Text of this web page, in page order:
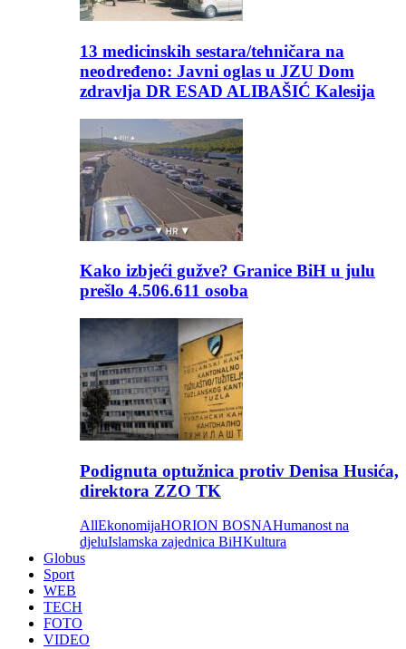
13 medicinskih sestara/tehničara na
neodređeno: Javni oglas u JZU Dom
zdravlja DR ESAD ALIBAŠIĆ Kalesija
Kako izbjeći gužve? Granice BiH u julu
prešlo 4.506.611 osoba
Podignuta optužnica protiv Denisa Husića,
direktora ZZO TK
AllEkonomijaHORION BOSNAHumanost na
djeluIslamska zajednica BiHKultura
Globus
Sport
WEB
TECH
FOTO
VIDEO